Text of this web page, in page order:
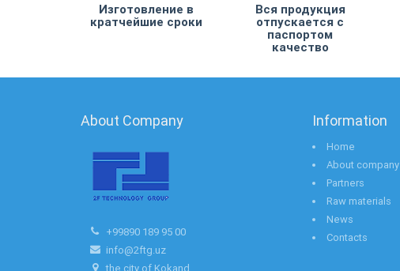
Изготовление в
кратчейшие сроки
Вся продукция
отпускается с
паспортом
качество
About Company
+99890 189 95 00
info@2ftg.uz
the city of Kokand ,
Information
Home
About company
Partners
Raw materials
News
Contacts